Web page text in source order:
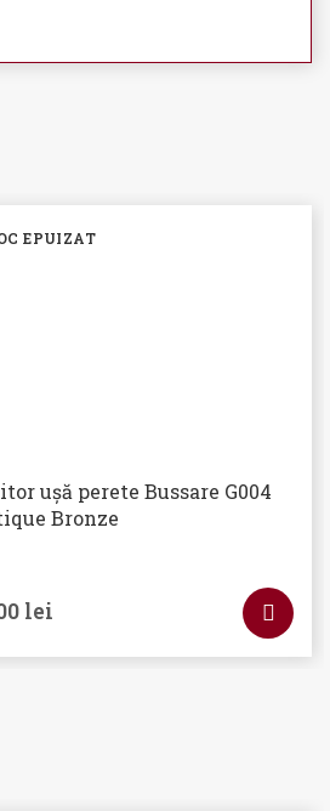
EPUIZAT
ușă perete Bussare G004
Bronze
lei